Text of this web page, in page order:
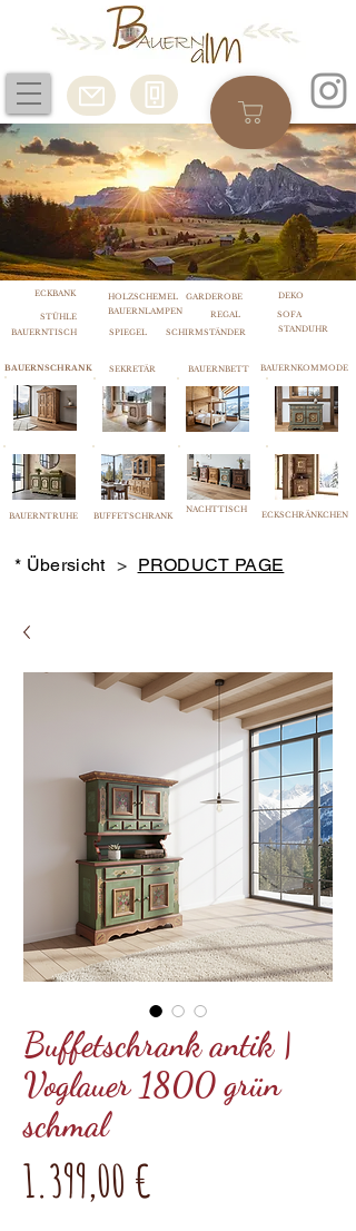
BAUERNTISCH SPIEGEL SCHIRMSTÄNDER
BAUERNSCHRANK SEKRETÄR
BAUERNTRUHE BUFFETSCHRANK
BAUERNBETT
NACHTTISCH
STANDUHR
BAUERNKOMMODE
ECKSCHRÄNKCHEN
* Übersicht > PRODUCT PAGE
BAUERNLAMPEN REGAL SOFA
ECKBANK
STÜHLE
HOLZSCHEMEL GARDEROBE DEKO
Buffetschrank antik |
Voglauer 1800 grün
schmal
1.399,00 €